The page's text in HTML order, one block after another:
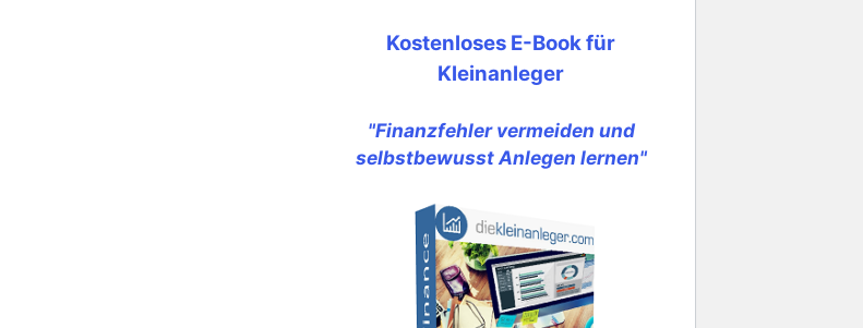
Kostenloses E-Book für
Kleinanleger
"Finanzfehler vermeiden und
selbstbewusst Anlegen lernen"